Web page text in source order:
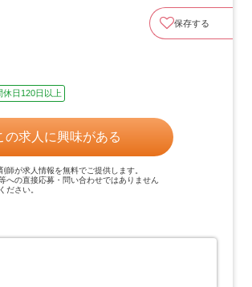
保存する
休日120日以上
の求人に興味がある
師が求人情報を無料でご提供します。
への直接応募・問い合わせではありません
ださい。